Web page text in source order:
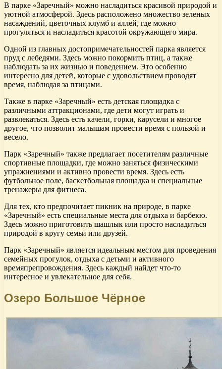
В парке «Заречный» можно насладиться красивой природой и
уютной атмосферой. Здесь расположено множество зеленых
насаждений, цветочных клумб и аллей, где можно
прогуляться и насладиться красотой окружающего мира.
Одной из главных достопримечательностей парка является
пруд с лебедями. Здесь можно покормить птиц, а также
наблюдать за их жизнью и поведением. Это особенно
интересно для детей, которые с удовольствием проводят
время, наблюдая за птицами.
Также в парке «Заречный» есть детская площадка с
различными аттракционами, где дети могут играть и
развлекаться. Здесь есть качели, горки, карусели и многое
другое, что позволит малышам провести время с пользой и
весело.
Парк «Заречный» также предлагает посетителям различные
спортивные площадки, где можно заняться физическими
упражнениями и активно провести время. Здесь есть
футбольное поле, баскетбольная площадка и специальные
тренажеры для фитнеса.
Для тех, кто предпочитает пикник на природе, в парке
«Заречный» есть специальные места для отдыха и барбекю.
Здесь можно приготовить шашлык или просто насладиться
природой в кругу семьи или друзей.
Парк «Заречный» является идеальным местом для проведения
семейных прогулок, отдыха с детьми и активного
времяпрепровождения. Здесь каждый найдет что-то
интересное и увлекательное для себя.
Озеро Большое Чёрное